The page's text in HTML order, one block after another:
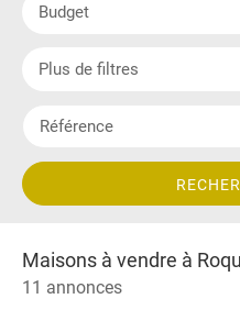
Budget
Plus de filtres
Maisons à vendre à
11 annonces